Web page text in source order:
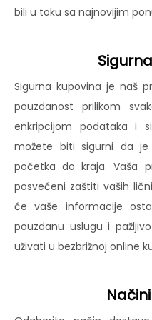
bili u toku sa najnovijim
Sigurna kupovina je naš
pouzdanost prilikom
enkripcijom podataka i
možete biti sigurni da je
početka do kraja. Vaša
posvećeni zaštiti vaših
će vaše informacije
pouzdanu uslugu i
uživati u bezbrižnoj online